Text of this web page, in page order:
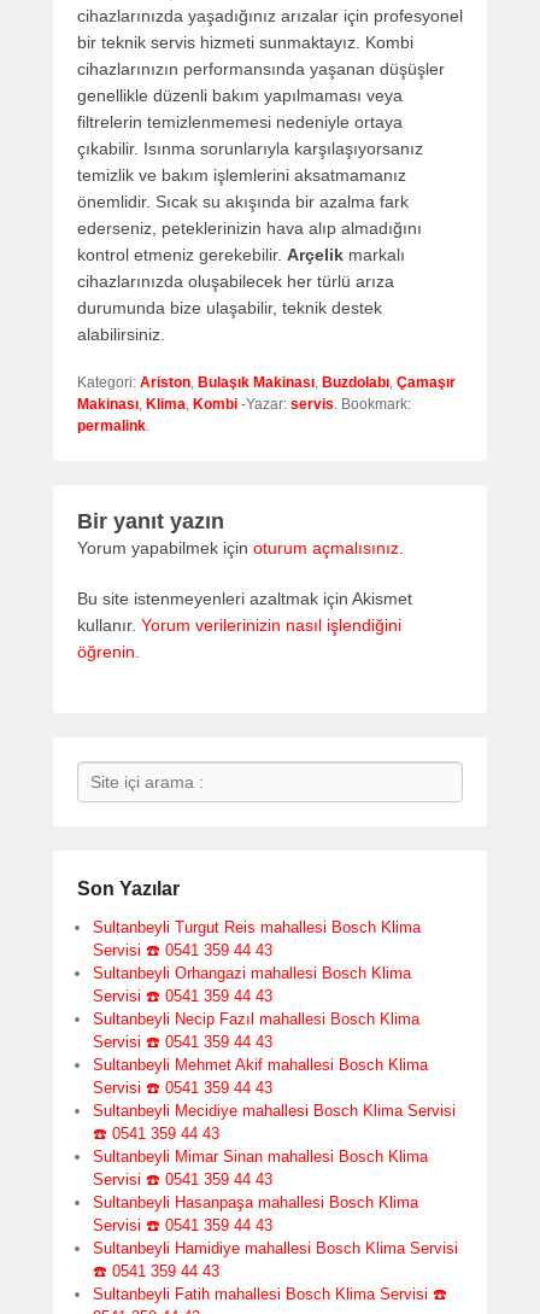
cihazlarınızda yaşadığınız arızalar için profesyonel
bir teknik servis hizmeti sunmaktayız. Kombi
cihazlarınızın performansında yaşanan düşüşler
genellikle düzenli bakım yapılmaması veya
filtrelerin temizlenmemesi nedeniyle ortaya
çıkabilir. Isınma sorunlarıyla karşılaşıyorsanız
temizlik ve bakım işlemlerini aksatmamanız
önemlidir. Sıcak su akışında bir azalma fark
ederseniz, peteklerinizin hava alıp almadığını
kontrol etmeniz gerekebilir. Arçelik markalı
cihazlarınızda oluşabilecek her türlü arıza
durumunda bize ulaşabilir, teknik destek
alabilirsiniz.
Kategori: Ariston Bulaşık Makinası Buzdolabı Çamaşır
Makinası Klima Kombi -Yazar: servis . Bookmark:
permalink
Bir yanıt yazın
Yorum yapabilmek için oturum açmalısınız
Bu site istenmeyenleri azaltmak için Akismet
kullanır. Yorum verilerinizin nasıl işlendiğini
öğrenin.
Search
Son Yazılar
Sultanbeyli Turgut Reis mahallesi Bosch Klima
Servisi ☎️ 0541 359 44 43
Sultanbeyli Orhangazi mahallesi Bosch Klima
Servisi ☎️ 0541 359 44 43
Sultanbeyli Necip Fazıl mahallesi Bosch Klima
Servisi ☎️ 0541 359 44 43
Sultanbeyli Mehmet Akif mahallesi Bosch Klima
Servisi ☎️ 0541 359 44 43
Sultanbeyli Mecidiye mahallesi Bosch Klima Servisi
☎️ 0541 359 44 43
Sultanbeyli Mimar Sinan mahallesi Bosch Klima
Servisi ☎️ 0541 359 44 43
Sultanbeyli Hasanpaşa mahallesi Bosch Klima
Servisi ☎️ 0541 359 44 43
Sultanbeyli Hamidiye mahallesi Bosch Klima Servisi
☎️ 0541 359 44 43
Sultanbeyli Fatih mahallesi Bosch Klima Servisi ☎️